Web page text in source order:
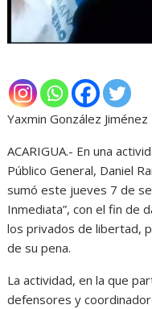
Yaxmin González Jiménez
ACARIGUA.- En una
Público General, Daniel
sumó este jueves 7 de
Inmediata”, con el fin de
los privados de libertad,
de su pena.
La actividad, en la que
defensores y